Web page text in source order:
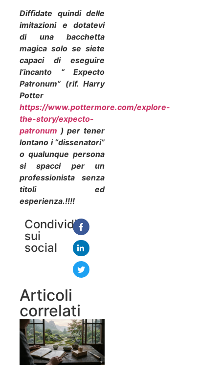
Diffidate quindi delle
imitazioni e dotatevi
di una bacchetta
magica solo se siete
capaci di eseguire
l’incanto “ Expecto
Patronum” (rif. Harry
Potter
https://www.pottermore.com/explore-
the-story/expecto-
patronum ) per tener
lontano i “dissenatori”
o qualunque persona
si spacci per un
professionista senza
titoli ed
esperienza.!!!!
Condividi
sui
social
Articoli
correlati